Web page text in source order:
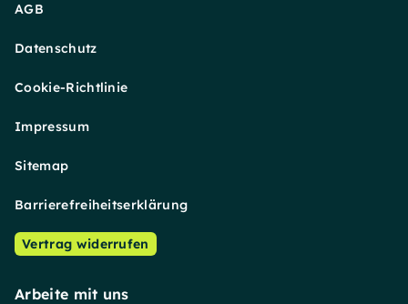
AGB
Datenschutz
Cookie-Richtlinie
Impressum
Sitemap
Barrierefreiheitserklärung
Vertrag widerrufen
Arbeite mit uns